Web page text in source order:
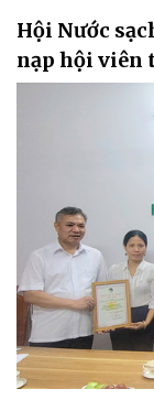
Hội Nước
nạp hội viên